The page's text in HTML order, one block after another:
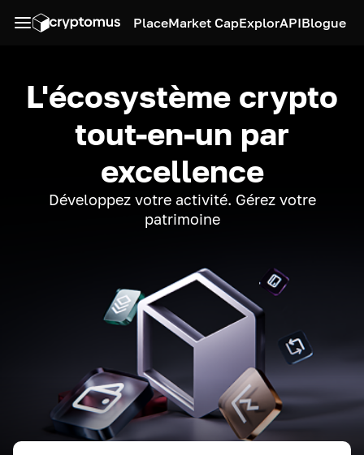
PlaceMarket CapExplorAPIBlogue
L'écosystème crypto
tout-en-un par
excellence
Développez votre activité. Gérez votre
patrimoine